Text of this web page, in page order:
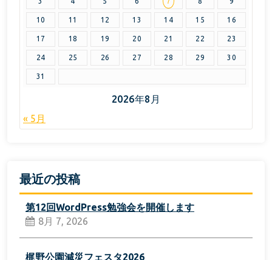
2026年8月
10 11 12 13 14 15 16
17 18 19 20 21 22 23
24 25 26 27 28 29 30
31
« 5月
最近の投稿
第12回WordPress勉強会を開催します
8月 7, 2026
梶野公園減災フェスタ2026